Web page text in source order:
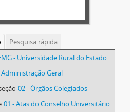
Pesquisa rápida
- Universidade Rural do Estado de Minas Gerais
Administração Geral
02 - Órgãos Colegiados
01 - Atas do Conselho Universitário da Uremg